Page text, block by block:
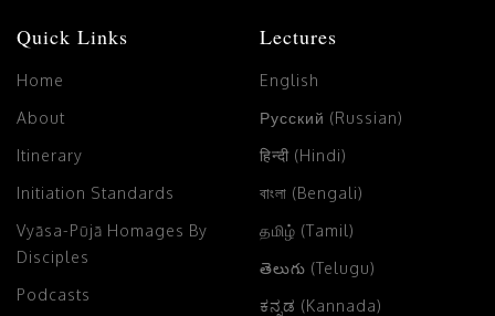
Quick Links
Home
About
Itinerary
Initiation Standards
Vyāsa-Pūjā Homages By
Disciples
Podcasts
Lectures
English
Русский (Russian)
हिन्दी (Hindi)
বাংলা (Bengali)
தமிழ் (Tamil)
తెలుగు (Telugu)
ಕನ್ನಡ (Kannada)